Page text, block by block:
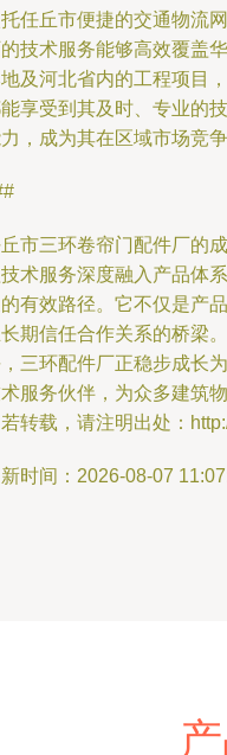
任丘市便捷的交通物流
技术服务能够高效覆盖
及河北省内的工程项目
享受到其及时、专业的
，成为其在区域市场竞
市三环卷帘门配件厂的
术服务深度融入产品体
有效路径。它不仅是产
期信任合作关系的桥梁
三环配件厂正稳步成长
服务伙伴，为众多建筑
转载，请注明出处：
时间：2026-08-07